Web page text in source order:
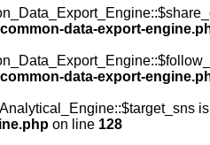
data-export-
data-export-
on line 128